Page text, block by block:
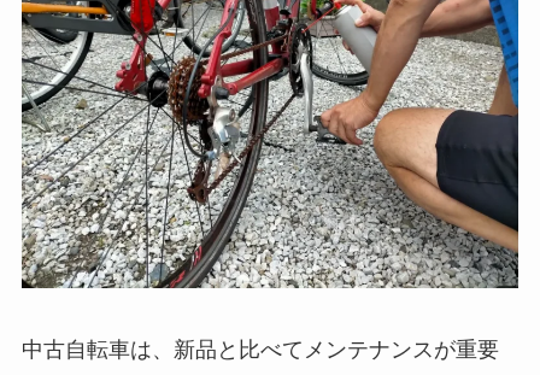
中古自転車は、新品と比べてメンテナンスが重要